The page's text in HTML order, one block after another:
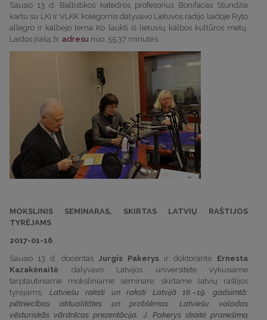
Sausio 13 d. Baltistikos katedros profesorius Bonifacas Stundžia
kartu su LKI ir VLKK kolegomis dalyvavo Lietuvos radijo laidoje Ryto
allegro ir kalbėjo tema Ko laukti iš lietuvių kalbos kultūros metų.
Laidos įrašą žr. adresu nuo: 55.37 minutės.
MOKSLINIS SEMINARAS, SKIRTAS LATVIŲ RAŠTIJOS
TYRĖJAMS
2017-01-16
Sausio 13 d. docentas Jurgis Pakerys ir doktorantė Ernesta
Kazakėnaitė dalyvavo Latvijos universitete vykusiame
tarptautiniame moksliniame seminare, skirtame latvių raštijos
tyrėjams, Latviešu raksti un raksti Latvijā 16.–19. gadsimtā:
pētniecības aktualitātes un problēmas. Latviešu valodas
vēsturiskās vārdnīcas prezentācija. J. Pakerys skaitė pranešimą